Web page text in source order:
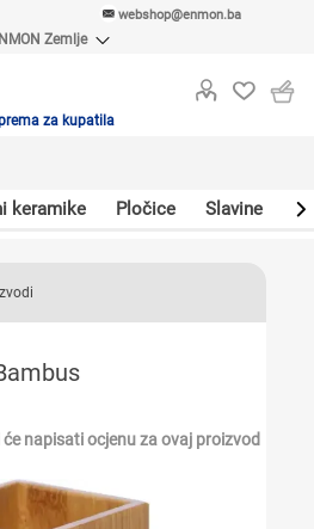
webshop@enmon.ba
Zemlje
ENMON MKD
za kupatila
keramike Pločice Slavine
napisati ocjenu za ovaj proizvod